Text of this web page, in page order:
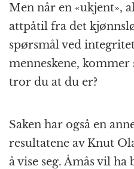
Men når en «ukjent»,
attpåtil fra det
spørsmål ved
menneskene,
tror du at du er?
Saken har også en
resultatene av Knut
å vise seg. Åmås vil